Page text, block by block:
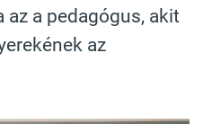
az a pedagógus, akit
az